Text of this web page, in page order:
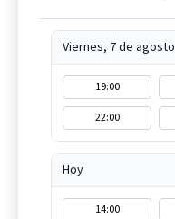
Viernes, 7 de agosto
19:00
22:00
Hoy
14:00